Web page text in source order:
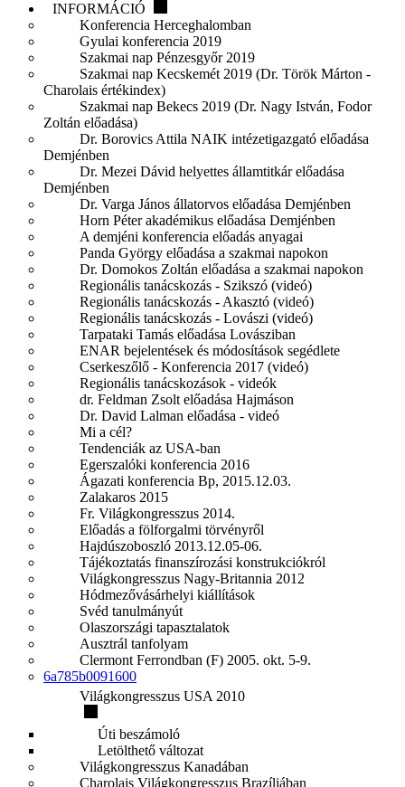
INFORMÁCIÓ
Konferencia Herceghalomban
Gyulai konferencia 2019
Szakmai nap Pénzesgyőr 2019
Szakmai nap Kecskemét 2019 (Dr. Török Márton -
Charolais értékindex)
Szakmai nap Bekecs 2019 (Dr. Nagy István, Fodor
Zoltán előadása)
Dr. Borovics Attila NAIK intézetigazgató előadása
Demjénben
Dr. Mezei Dávid helyettes államtitkár előadása
Demjénben
Dr. Varga János állatorvos előadása Demjénben
Horn Péter akadémikus előadása Demjénben
A demjéni konferencia előadás anyagai
Panda György előadása a szakmai napokon
Dr. Domokos Zoltán előadása a szakmai napokon
Regionális tanácskozás - Szikszó (videó)
Regionális tanácskozás - Akasztó (videó)
Regionális tanácskozás - Lovászi (videó)
Tarpataki Tamás előadása Lovásziban
ENAR bejelentések és módosítások segédlete
Cserkeszőlő - Konferencia 2017 (videó)
Regionális tanácskozások - videók
dr. Feldman Zsolt előadása Hajmáson
Dr. David Lalman előadása - videó
Mi a cél?
Tendenciák az USA-ban
Egerszalóki konferencia 2016
Ágazati konferencia Bp, 2015.12.03.
Zalakaros 2015
Fr. Világkongresszus 2014.
Előadás a fölforgalmi törvényről
Hajdúszoboszló 2013.12.05-06.
Tájékoztatás finanszírozási konstrukciókról
Világkongresszus Nagy-Britannia 2012
Hódmezővásárhelyi kiállítások
Svéd tanulmányút
Olaszországi tapasztalatok
Ausztrál tanfolyam
Clermont Ferrondban (F) 2005. okt. 5-9.
6a785b0091600
Világkongresszus USA 2010
Úti beszámoló
Letölthető változat
Világkongresszus Kanadában
Charolais Világkongresszus Brazíliában